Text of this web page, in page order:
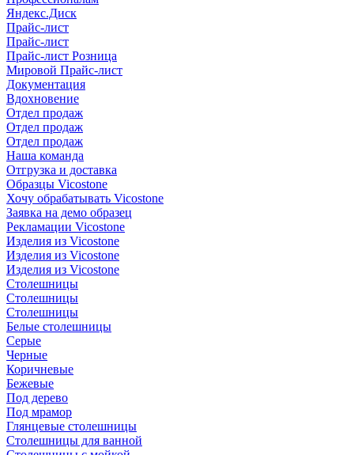
Яндекс.Диск
Прайс-лист
Прайс-лист
Прайс-лист Розница
Мировой Прайс-лист
Документация
Вдохновение
Отдел продаж
Отдел продаж
Отдел продаж
Наша команда
Отгрузка и доставка
Образцы Vicostone
Хочу обрабатывать Vicostone
Заявка на демо образец
Рекламации Vicostone
Изделия из Vicostone
Изделия из Vicostone
Изделия из Vicostone
Столешницы
Столешницы
Столешницы
Белые столешницы
Серые
Черные
Коричневые
Бежевые
Под дерево
Под мрамор
Глянцевые столешницы
Столешницы для ванной